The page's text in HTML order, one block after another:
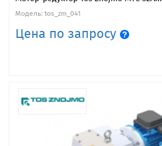
Модель: tos_zm_041
Цена по запросу